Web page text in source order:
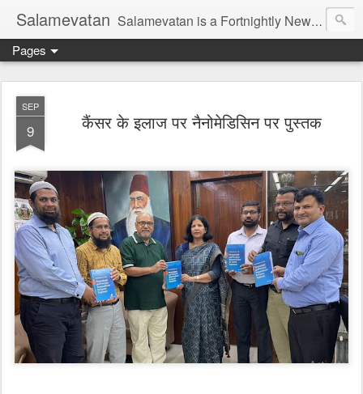
Salamevatan Salamevatan is a Fortnightly Newspaper published from Aligarh, India. Established on 15th August, 2003, the Newspaper aims to provide quality News, Views, Articles, Essays, interviews and many other things which are beneficial to the Common people of India, making them aware and helping them in performing their day to day activities more efficiently and effectively.
Pages
SEP
9 कैंसर के इलाज पर नैनोमेडिसिन पर पुस्तक